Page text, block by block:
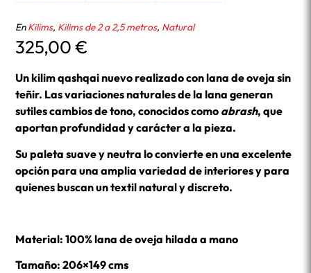
EnKilims, Kilims de 2 a 2,5 metros, Natural
325,00€
Un kilim qashqai nuevo realizado con lana de oveja sin
teñir. Las variaciones naturales de la lana generan
sutiles cambios de tono, conocidos como abrash, que
aportan profundidad y carácter a la pieza.
Su paleta suave y neutra lo convierte en una excelente
opción para una amplia variedad de interiores y para
quienes buscan un textil natural y discreto.
Material: 100% lana de oveja hilada a mano
Tamaño: 206×149 cms